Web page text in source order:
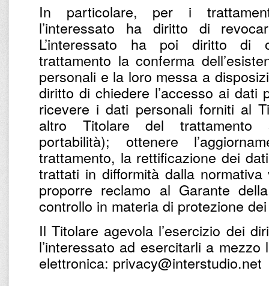
In particolare, per i
l’interessato ha diritto di
L’interessato ha poi diritto di
trattamento la conferma
personali e la loro messa a
diritto di chiedere l’accesso ai dati
ricevere i dati personali forniti al
altro Titolare del trattamento
portabilità); ottenere
trattamento, la rettificazione dei
trattati in difformità dalla
proporre reclamo al Garante
controllo in materia di protezione
Il Titolare agevola l’esercizio dei
l’interessato ad esercitarli a
elettronica: privacy@interstudio.net